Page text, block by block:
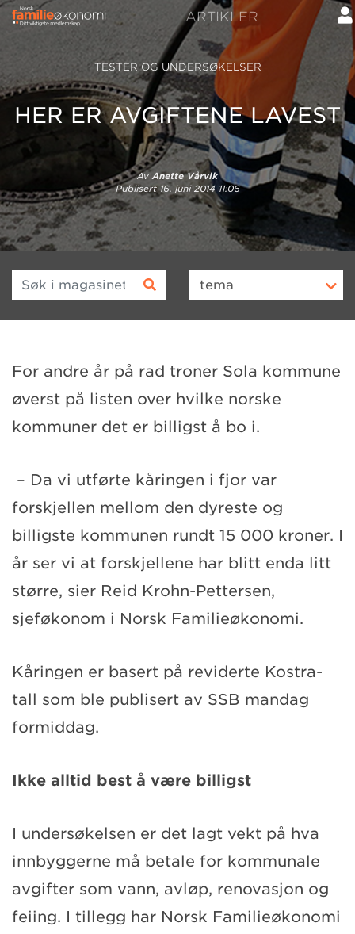
ARTIKLER
TESTER OG UNDERSØKELSER
HER ER AVGIFTENE LAVEST
AvAnette Vårvik
Publisert16. juni 2014 11:06
Søk i magasinet tema
For andre år på rad troner Sola kommune
øverst på listen over hvilke norske
kommuner det er billigst å bo i.
– Da vi utførte kåringen i fjor var
forskjellen mellom den dyreste og
billigste kommunen rundt 15 000 kroner. I
år ser vi at forskjellene har blitt enda litt
større, sier Reid Krohn-Pettersen,
sjeføkonom i Norsk Familieøkonomi.
Kåringen er basert på reviderte Kostra-
tall som ble publisert av SSB mandag
formiddag.
Ikke alltid best å være billigst
I undersøkelsen er det lagt vekt på hva
innbyggerne må betale for kommunale
avgifter som vann, avløp, renovasjon og
feiing. I tillegg har Norsk Familieøkonomi